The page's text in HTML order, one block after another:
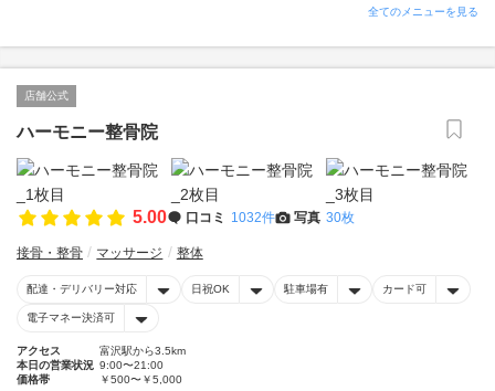
全てのメニューを見る
店舗公式
ハーモニー整骨院
5.00 口コミ 1032件 写真 30枚
接骨・整骨 マッサージ 整体
配達・デリバリー対応 日祝OK 駐車場有 カード可
電子マネー決済可
アクセス
富沢駅から3.5km
本日の営業状況 9:00〜21:00
価格帯
￥500〜￥5,000